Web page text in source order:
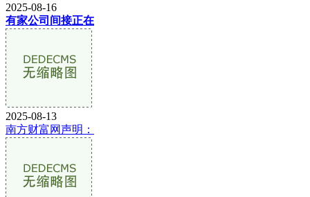
2025-08-16
有家公司间接正在
2025-08-13
南方财富网声明：